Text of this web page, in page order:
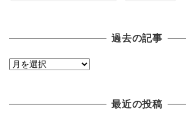
過去の記事
過
最近の投稿